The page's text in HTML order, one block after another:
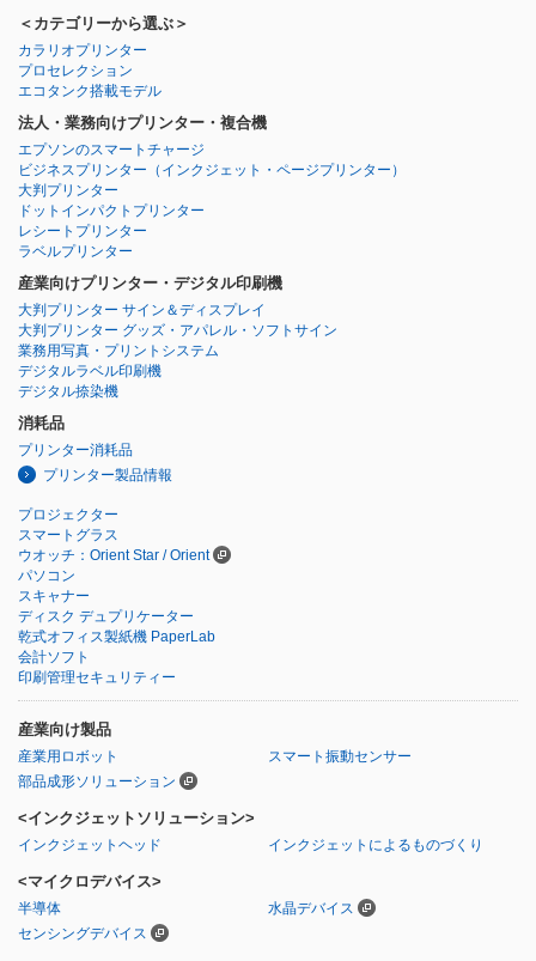
＜カテゴリーから選ぶ＞
カラリオプリンター
プロセレクション
エコタンク搭載モデル
法人・業務向けプリンター・複合機
エプソンのスマートチャージ
ビジネスプリンター （インクジェット・ページプリンター）
大判プリンター
ドットインパクトプリンター
レシートプリンター
ラベルプリンター
産業向けプリンター・デジタル印刷機
大判プリンター サイン＆ディスプレイ
大判プリンター グッズ・アパレル・ソフトサイン
業務用写真・プリントシステム
デジタルラベル印刷機
デジタル捺染機
消耗品
プリンター消耗品
プリンター製品情報
プロジェクター
スマートグラス
ウオッチ：Orient Star / Orient
パソコン
スキャナー
ディスク デュプリケーター
乾式オフィス製紙機 PaperLab
会計ソフト
印刷管理セキュリティー
産業向け製品
産業用ロボット
スマート振動センサー
部品成形ソリューション
<インクジェットソリューション>
インクジェットヘッド インクジェットによるものづくり
<マイクロデバイス>
半導体
水晶デバイス
センシングデバイス